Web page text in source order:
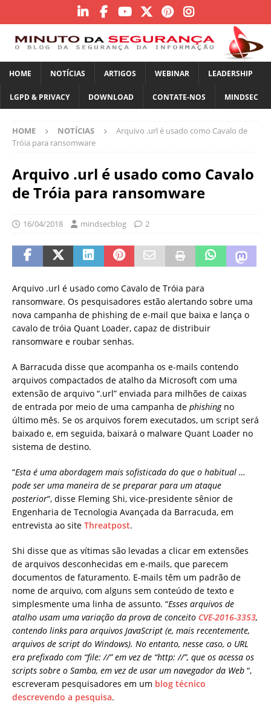
HOME NOTÍCIAS ARTIGOS WEBINAR LEADERSHIP
LGPD & PRIVACY DOWNLOAD CONTATE-NOS MINDSEC
HOME NOTÍCIAS
Arquivo .url é usado como Cavalo de
Tróia para ransomware
Arquivo .url é usado como Cavalo
de Tróia para ransomware
16/04/2018 mindsecblog 2
Arquivo .url é usado como Cavalo de Tróia para
ransomware. Os pesquisadores estão alertando sobre uma
nova campanha de phishing de e-mail que baixa e lança o
cavalo de tróia Quant Loader, capaz de distribuir
ransomware e roubar senhas.
A Barracuda disse que acompanha os e-mails contendo
arquivos compactados de atalho da Microsoft com uma
extensão de arquivo “.url” enviada para milhões de caixas
de entrada por meio de uma campanha de phishingno
último mês. Se os arquivos forem executados, um script será
baixado e, em seguida, baixará o malware Quant Loader no
sistema de destino.
“Esta é uma abordagem mais sofisticada do que o habitual …
pode ser uma maneira de se preparar para um ataque
posterior“, disse Fleming Shi, vice-presidente sênior de
Engenharia de Tecnologia Avançada da Barracuda, em
entrevista ao site Threatpost.
Shi disse que as vítimas são levadas a clicar em extensões
de arquivos desconhecidas em e-mails, que parecem
documentos de faturamento. E-mails têm um padrão de
nome de arquivo, com alguns sem conteúdo de texto e
simplesmente uma linha de assunto. “Esses arquivos de
atalho usam uma variação da prova de conceito CVE-2016-3353,
contendo links para arquivos JavaScript (e, mais recentemente,
arquivos de script do Windows). No entanto, nesse caso, o URL
era prefixado com “file: //” em vez de “http: //”, que os acessa os
scripts sobre o Samba, em vez de usar um navegador da Web “,
escreveram pesquisadores em um blog técnico
descrevendo a pesquisa.